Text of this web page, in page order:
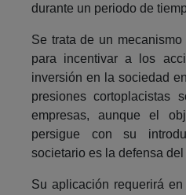
durante un periodo de
Se trata de un
para incentivar a los
inversión en la sociedad
presiones cortoplacistas
empresas, aunque el
persigue con su
societario es la defensa
Su aplicación requerirá